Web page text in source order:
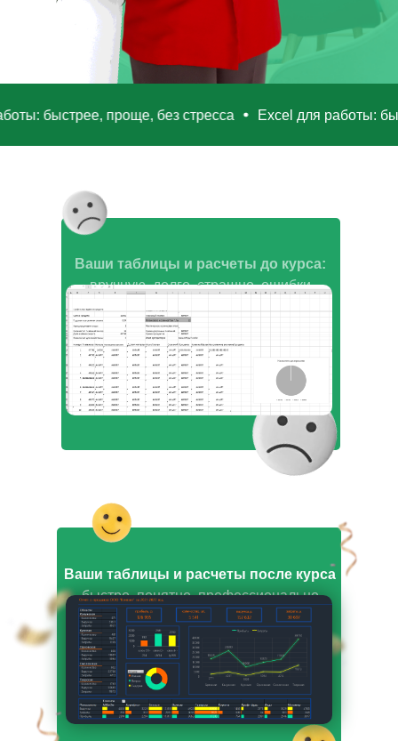
быстрее, проще, без стресса Excel для работы:
Ваши таблицы и расчеты до курса:
вручную, долго, страшно, ошибки
Ваши таблицы и расчеты после курса
быстро, понятно, профессионально